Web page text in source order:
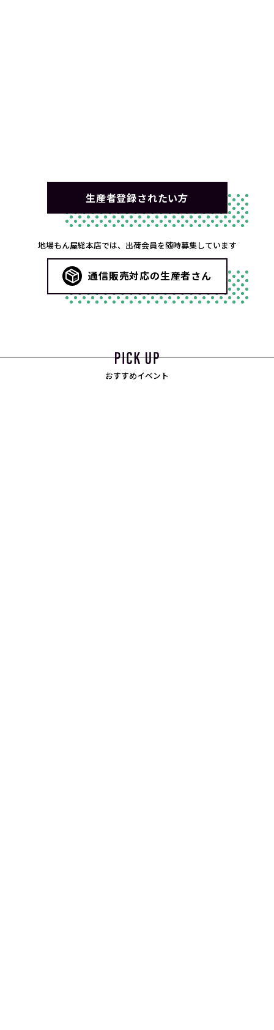
生産者登録されたい方
地場もん屋総本店では、出荷会員を随時募集しています
通信販売対応の生産者さん
おすすめイベント